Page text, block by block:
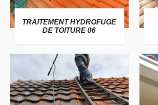
TRAITEMENT HYDROFUGE
DE TOITURE 06